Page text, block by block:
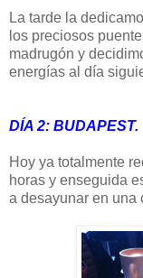
La tarde la
los preciosos
madrugón y
energías al día
DÍA 2: BUDAPEST.
Hoy ya totalmente
horas y enseguida
a desayunar en una